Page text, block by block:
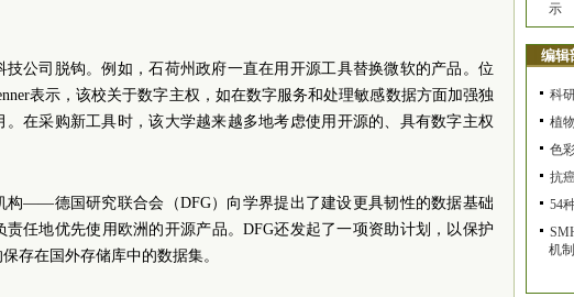
公司脱钩。例如，石荷州政府一直在用开源工具替换微软的产品。位
表示，该校关于数字主权，如在数字服务和处理敏感数据方面加强独
。在采购新工具时，该大学越来越多地考虑使用开源的、具有数字主权
构——德国研究联合会（DFG）向学界提出了建设更具韧性的数据基础
任地优先使用欧洲的开源产品。DFG还发起了一项资助计划，以保护
存在国外存储库中的数据集。
示
编辑
科
植
色
抗
54
机制